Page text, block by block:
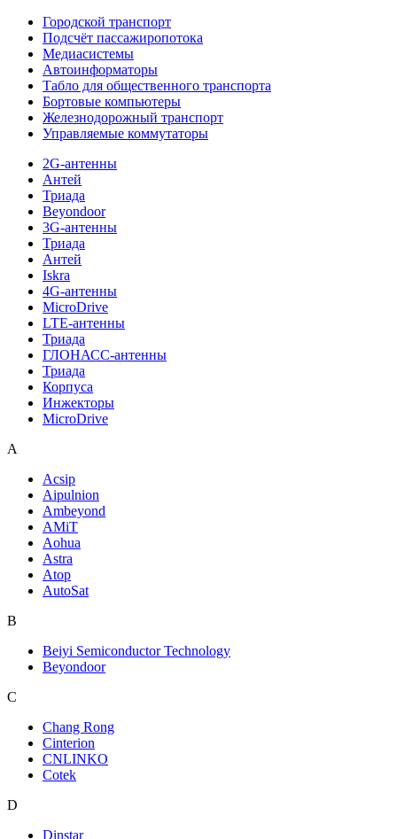
Городской транспорт
Подсчёт пассажиропотока
Медиасистемы
Автоинформаторы
Табло для общественного транспорта
Бортовые компьютеры
Железнодорожный транспорт
Управляемые коммутаторы
2G-антенны
Антей
Триада
Beyondoor
3G-антенны
Триада
Антей
Iskra
4G-антенны
MicroDrive
LTE-антенны
Триада
ГЛОНАСС-антенны
Триада
Корпуса
Инжекторы
MicroDrive
A
Acsip
Aipulnion
Ambeyond
AMiT
Aohua
Astra
Atop
AutoSat
B
Beiyi Semiconductor Technology
Beyondoor
C
Chang Rong
Cinterion
CNLINKO
Cotek
D
Dinstar